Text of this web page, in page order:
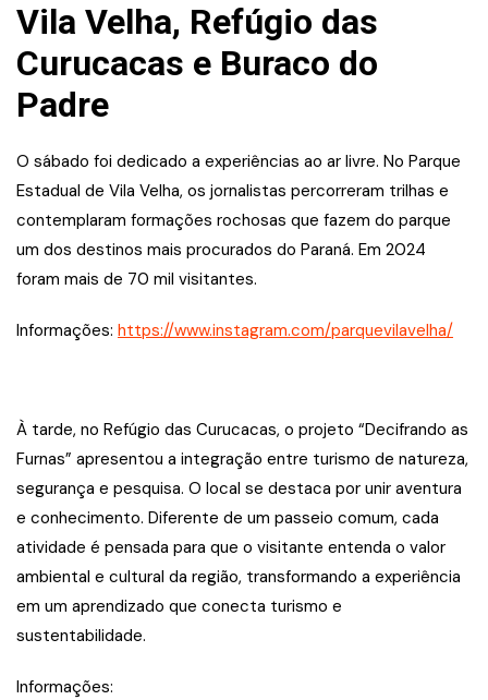
Vila Velha, Refúgio das
Curucacas e Buraco do
Padre
O sábado foi dedicado a experiências ao ar livre. No Parque
Estadual de Vila Velha, os jornalistas percorreram trilhas e
contemplaram formações rochosas que fazem do parque
um dos destinos mais procurados do Paraná. Em 2024
foram mais de 70 mil visitantes.
Informações: https://www.instagram.com/parquevilavelha/
À tarde, no Refúgio das Curucacas, o projeto “Decifrando as
Furnas” apresentou a integração entre turismo de natureza,
segurança e pesquisa. O local se destaca por unir aventura
e conhecimento. Diferente de um passeio comum, cada
atividade é pensada para que o visitante entenda o valor
ambiental e cultural da região, transformando a experiência
em um aprendizado que conecta turismo e
sustentabilidade.
Informações: